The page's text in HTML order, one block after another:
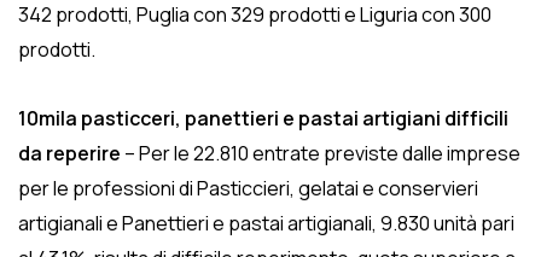
342 prodotti, Puglia con 329 prodotti e Liguria con 300
prodotti.
10mila pasticceri, panettieri e pastai artigiani difficili
da reperire – Per le 22.810 entrate previste dalle imprese
per le professioni di Pasticcieri, gelatai e conservieri
artigianali e Panettieri e pastai artigianali, 9.830 unità pari